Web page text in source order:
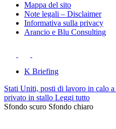
Mappa del sito
Note legali – Disclaimer
Informativa sulla privacy
Arancio e Blu Consulting
K Briefing
Stati Uniti, posti di lavoro in calo
privato in stallo Leggi tutto
Sfondo scuro Sfondo chiaro